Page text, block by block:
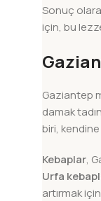
Sonuç
için, bu
Gaziantep
damak
biri,
Kebaplar,
Urfa
artırmak